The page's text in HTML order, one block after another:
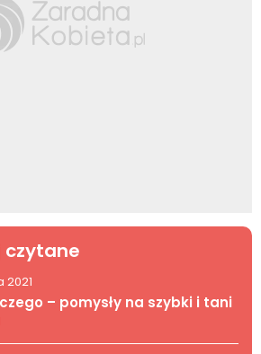
czytane
2021
– pomysły na szybki i tani